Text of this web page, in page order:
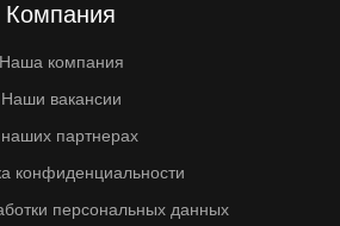
Компания
Наша компания
Наши вакансии
партнерах
конфиденциальности
персональных данных